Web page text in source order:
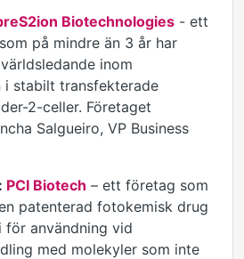
Biotechnologies - ett
på mindre än 3 år har
inom
stabilt transfekterade
2-celler. Företaget
Salgueiro, VP Business
PCI Biotech – ett företag som
patenterad fotokemisk drug
användning vid
med molekyler som inte